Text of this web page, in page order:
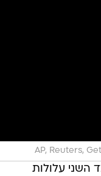
AP, Reuters,
השני עלולות